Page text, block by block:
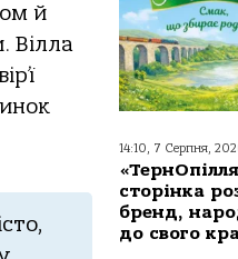
й
Віллa
14:10, 7 Серпня,
сторінка
бренд,
до свого